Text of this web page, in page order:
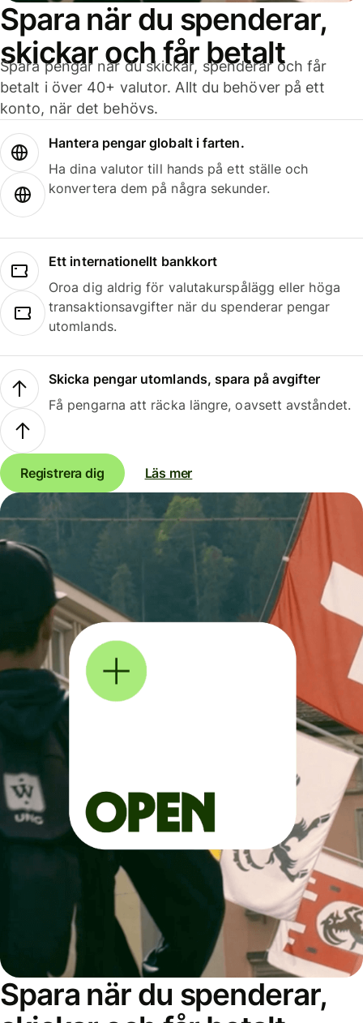
Spara när du spenderar,
skickar och får betalt
Spara pengar när du skickar, spenderar och får
betalt i över 40+ valutor. Allt du behöver på ett
konto, när det behövs.
Hantera pengar globalt i farten.
Ha dina valutor till hands på ett ställe och
konvertera dem på några sekunder.
Ett internationellt bankkort
Oroa dig aldrig för valutakurspålägg eller höga
transaktionsavgifter när du spenderar pengar
utomlands.
Skicka pengar utomlands, spara på avgifter
Få pengarna att räcka längre, oavsett avståndet.
Registrera dig Läs mer
Spara när du spenderar,